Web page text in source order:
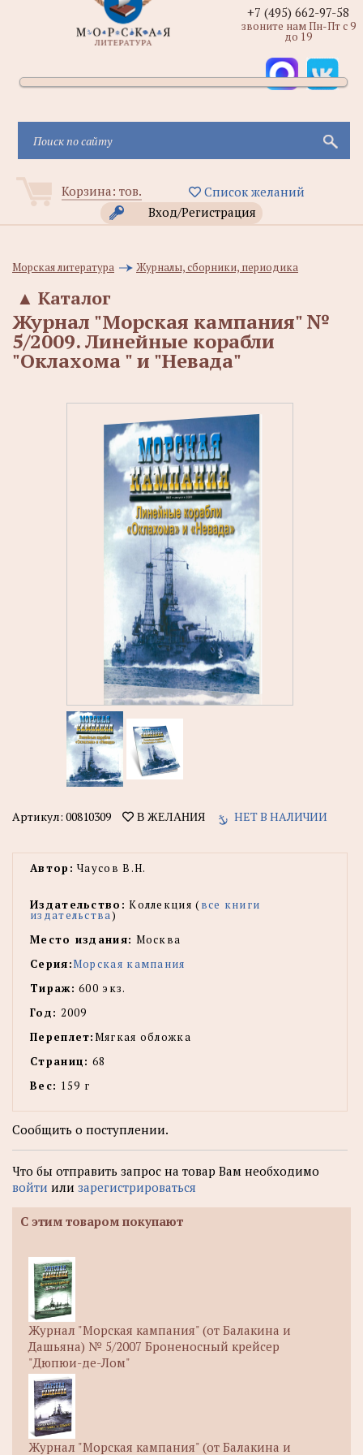
Корзина: тов.
Список желаний
Вход/Регистрация
+7 (495) 662-97-58
звоните нам Пн-Пт с 9
до 19
Морская литература Журналы, сборники, периодика
Каталог
▲
Журнал "Морская кампания" №
5/2009. Линейные корабли
"Оклахома " и "Невада"
Артикул: 00810309 В ЖЕЛАНИЯ НЕТ В НАЛИЧИИ
Автор: Чаусов В.Н.
Издательство: Коллекция (все книги
издательства)
Место издания: Москва
Серия:Морская кампания
Тираж: 600 экз.
Год: 2009
Переплет:Мягкая обложка
Страниц: 68
Вес: 159 г
Сообщить о поступлении.
Что бы отправить запрос на товар Вам необходимо
войти или зарегистрироваться
С этим товаром покупают
Журнал "Морская кампания" (от Балакина и
Дашьяна) № 5/2007 Броненосный крейсер
"Дюпюи-де-Лом"
Журнал "Морская кампания" (от Балакина и